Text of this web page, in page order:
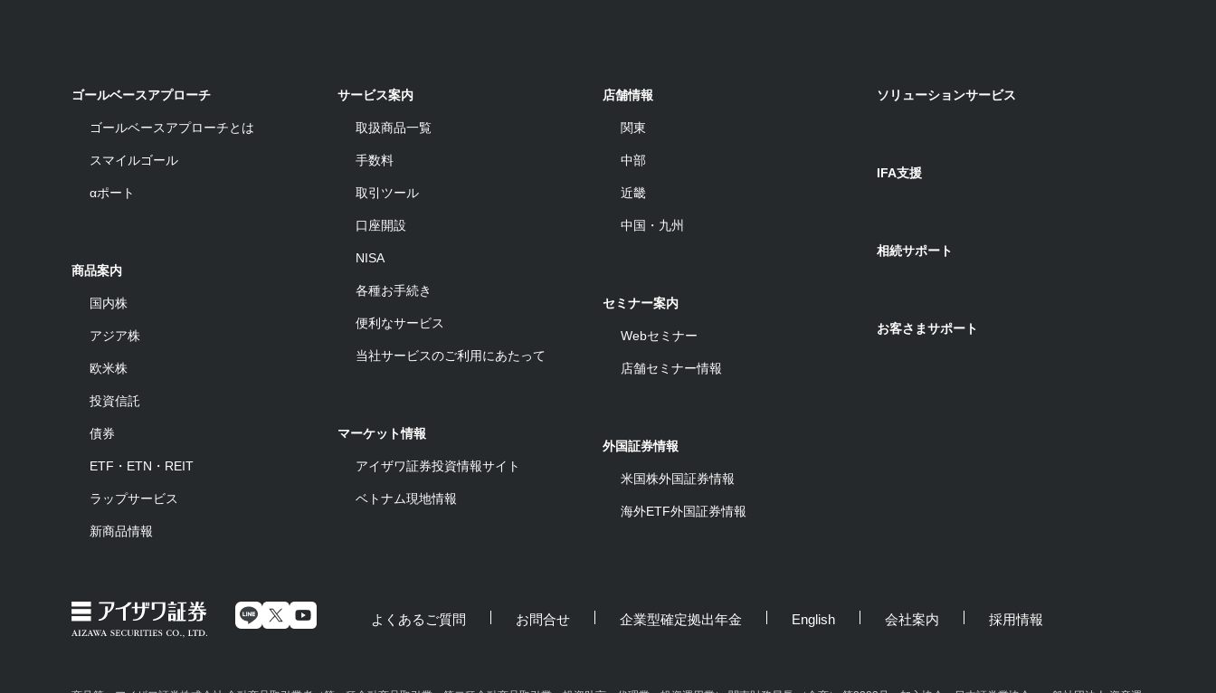
ゴールベースアプローチ
ゴールベースアプローチとは
スマイルゴール
αポート
商品案内
国内株
アジア株
欧米株
投資信託
債券
ETF・ETN・REIT
ラップサービス
新商品情報
サービス案内
取扱商品一覧
手数料
取引ツール
口座開設
NISA
各種お手続き
便利なサービス
当社サービスのご利用にあたって
マーケット情報
アイザワ証券投資情報サイト
ベトナム現地情報
店舗情報
関東
中部
近畿
中国・九州
セミナー案内
Webセミナー
店舗セミナー情報
外国証券情報
米国株外国証券情報
海外ETF外国証券情報
ソリューションサービス
IFA支援
相続サポート
お客さまサポート
よくあるご質問 お問合せ 企業型確定拠出年金 English 会社案内 採用情報